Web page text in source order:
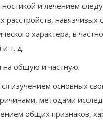
и лечением
навязчивых
характера, в
т. д.
на общую и частную.
изучением основных
методами
общих признаков,